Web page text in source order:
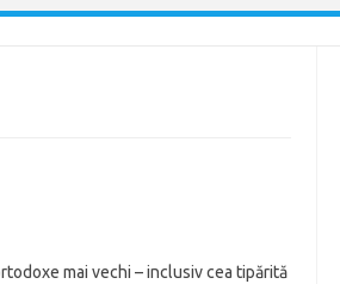
mai vechi – inclusiv cea tipărită